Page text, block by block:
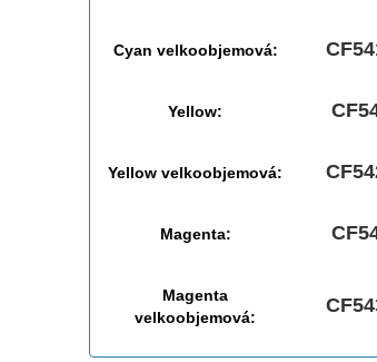
Cyan velkoobjemová:
Yellow:
Yellow velkoobjemová:
Magenta:
Magenta
velkoobjemová: